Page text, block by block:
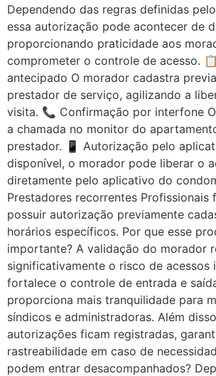
Dependendo das regras definidas
essa autorização pode acontecer de
proporcionando praticidade aos
comprometer o controle de acesso.
antecipado O morador cadastra
prestador de serviço, agilizando a
visita. 📞 Confirmação por interfone
a chamada no monitor do
prestador. 📱 Autorização pelo
disponível, o morador pode liberar o
diretamente pelo aplicativo do
Prestadores recorrentes Profissionais
possuir autorização previamente
horários específicos. Por que esse
importante? A validação do morador
significativamente o risco de acessos
fortalece o controle de entrada e
proporciona mais tranquilidade para
síndicos e administradoras. Além
autorizações ficam registradas,
rastreabilidade em caso de
podem entrar desacompanhados?